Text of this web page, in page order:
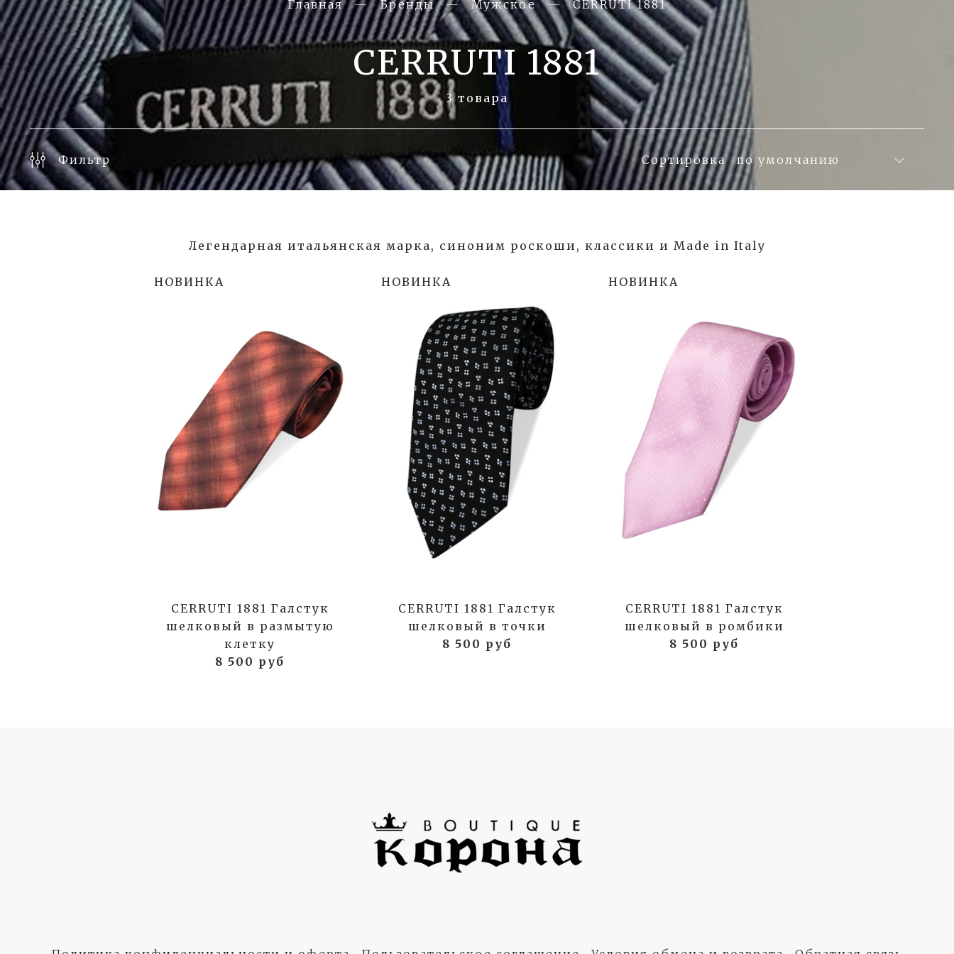
Главная Бренды Мужское CERRUTI 1881
CERRUTI 1881
3 товара
Фильтр Сортировка
Легендарная итальянская марка, синоним роскоши, классики и Made in Italy
НОВИНКА
CERRUTI 1881 Галстук
шелковый в размытую
клетку
8 500 руб
НОВИНКА
CERRUTI 1881 Галстук
шелковый в точки
8 500 руб
НОВИНКА
CERRUTI 1881 Галстук
шелковый в ромбики
8 500 руб